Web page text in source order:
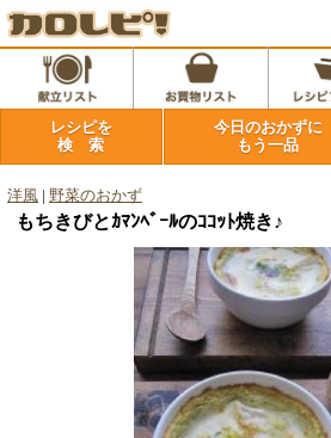
レシピを
検 索
今日のおかずに
もう一品
洋風 野菜のおかず
もちきびとｶﾏﾝﾍﾞｰﾙのｺｺｯﾄ焼き♪